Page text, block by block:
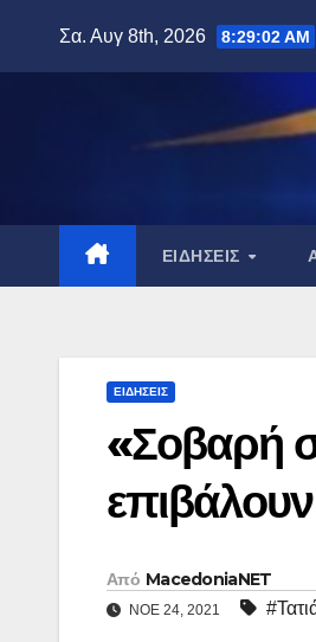
Σα. Αυγ 8th, 2026 8:29:03 AM
ΕΙΔΉΣΕΙΣ
ΕΙΔΉΣΕΙΣ
«Σοβαρή
Από MacedoniaNET
ΝΟΈ 24, 2021